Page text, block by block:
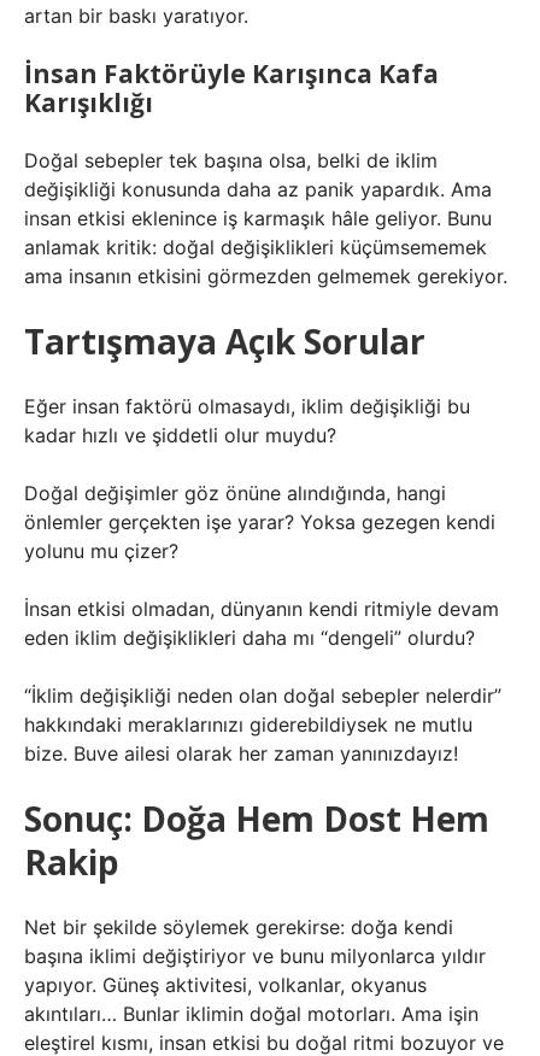
artan bir baskı yaratıyor.
İnsan Faktörüyle Karışınca Kafa
Karışıklığı
Doğal sebepler tek başına olsa, belki de iklim
değişikliği konusunda daha az panik yapardık. Ama
insan etkisi eklenince iş karmaşık hâle geliyor. Bunu
anlamak kritik: doğal değişiklikleri küçümsememek
ama insanın etkisini görmezden gelmemek gerekiyor.
Tartışmaya Açık Sorular
Eğer insan faktörü olmasaydı, iklim değişikliği bu
kadar hızlı ve şiddetli olur muydu?
Doğal değişimler göz önüne alındığında, hangi
önlemler gerçekten işe yarar? Yoksa gezegen kendi
yolunu mu çizer?
İnsan etkisi olmadan, dünyanın kendi ritmiyle devam
eden iklim değişiklikleri daha mı “dengeli” olurdu?
“İklim değişikliği neden olan doğal sebepler nelerdir”
hakkındaki meraklarınızı giderebildiysek ne mutlu
bize. Buve ailesi olarak her zaman yanınızdayız!
Sonuç: Doğa Hem Dost Hem
Rakip
Net bir şekilde söylemek gerekirse: doğa kendi
başına iklimi değiştiriyor ve bunu milyonlarca yıldır
yapıyor. Güneş aktivitesi, volkanlar, okyanus
akıntıları… Bunlar iklimin doğal motorları. Ama işin
eleştirel kısmı, insan etkisi bu doğal ritmi bozuyor ve